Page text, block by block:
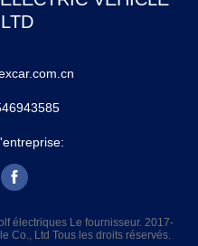
électriques Le fournisseur. 2017-
Co., Ltd Tous les droits réservés.